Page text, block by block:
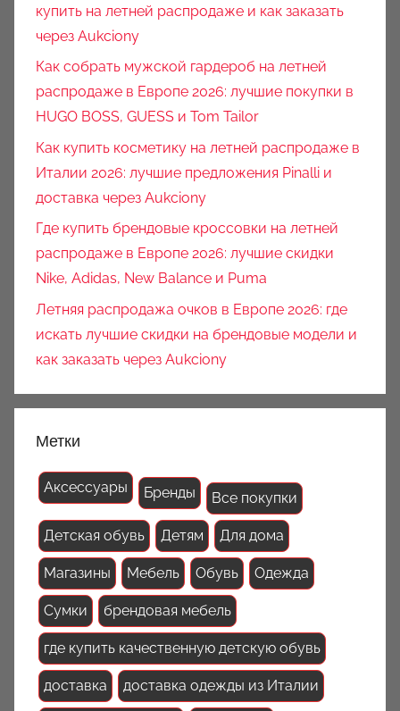
купить на летней распродаже и как заказать
через Aukciony
Как собрать мужской гардероб на летней
распродаже в Европе 2026: лучшие покупки в
HUGO BOSS, GUESS и Tom Tailor
Как купить косметику на летней распродаже в
Италии 2026: лучшие предложения Pinalli и
доставка через Aukciony
Где купить брендовые кроссовки на летней
распродаже в Европе 2026: лучшие скидки
Nike, Adidas, New Balance и Puma
Летняя распродажа очков в Европе 2026: где
искать лучшие скидки на брендовые модели и
как заказать через Aukciony
Метки
Аксессуары Бренды Все покупки
Детская обувь Детям Для дома
Магазины Мебель Обувь Одежда
Сумки брендовая мебель
где купить качественную детскую обувь
доставка доставка одежды из Италии